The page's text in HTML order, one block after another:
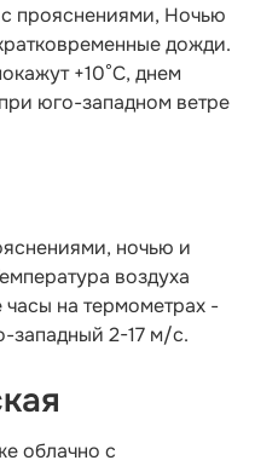
прояснениями, Ночью
дожди.
+10°С, днем
юго-западном ветре
ночью и
воздуха
часы на термометрах -
западный 2-17 м/с.
облачно с